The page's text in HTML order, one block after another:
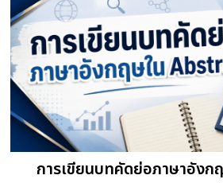
การเขียนบทคัดย่อภาษาอัง